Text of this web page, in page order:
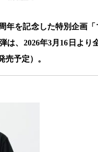
年を記念した特別企画
は、2026年3月16日よ
予定）。